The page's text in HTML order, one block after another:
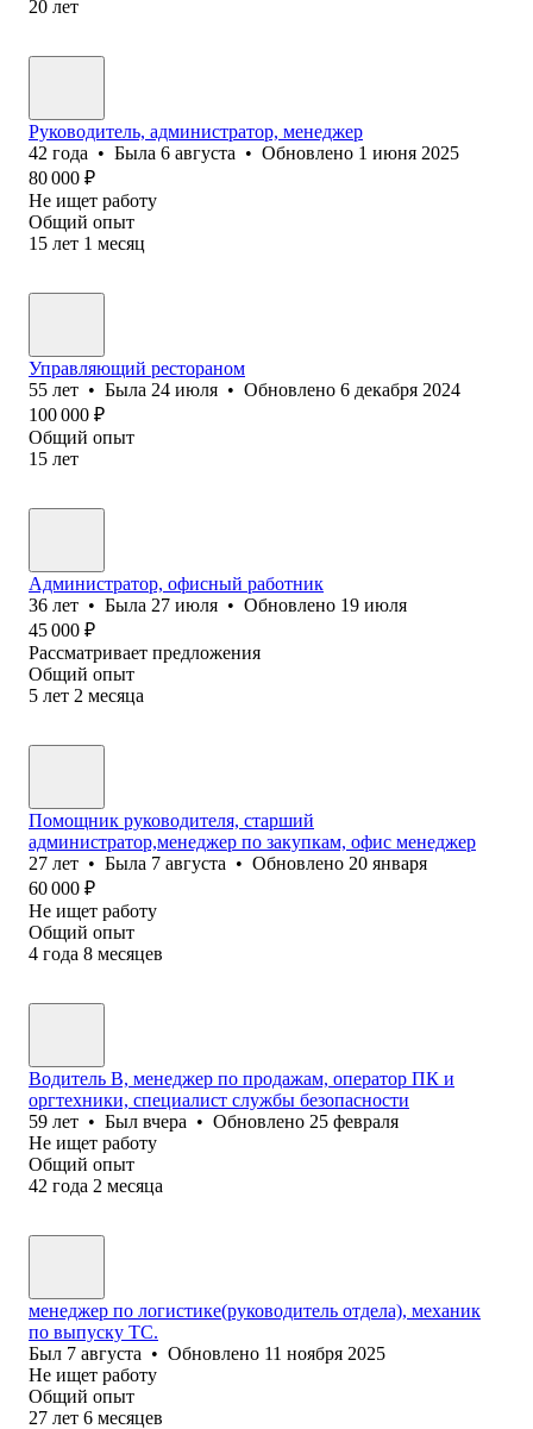
20 лет
Руководитель, администратор, менеджер
42 года • Была 6 августа • Обновлено 1 июня 2025
80 000 ₽
Не ищет работу
Общий опыт
15 лет 1 месяц
Управляющий рестораном
55 лет • Была 24 июля • Обновлено 6 декабря 2024
100 000 ₽
Общий опыт
15 лет
Администратор, офисный работник
36 лет • Была 27 июля • Обновлено 19 июля
45 000 ₽
Рассматривает предложения
Общий опыт
5 лет 2 месяца
Помощник руководителя, старший
администратор,менеджер по закупкам, офис менеджер
27 лет • Была 7 августа • Обновлено 20 января
60 000 ₽
Не ищет работу
Общий опыт
4 года 8 месяцев
Водитель В, менеджер по продажам, оператор ПК и
оргтехники, специалист службы безопасности
59 лет • Был вчера • Обновлено 25 февраля
Не ищет работу
Общий опыт
42 года 2 месяца
менеджер по логистике(руководитель отдела), механик
по выпуску ТС.
Был 7 августа • Обновлено 11 ноября 2025
Не ищет работу
Общий опыт
27 лет 6 месяцев